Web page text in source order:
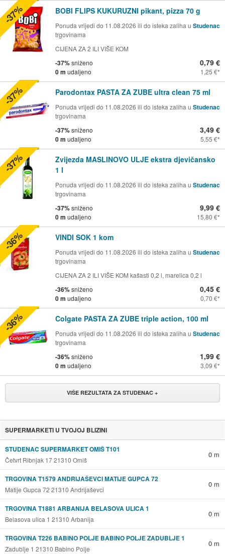
BOBI FLIPS KUKURUZNI pikant, pizza 70 g
Ponuda vrijedi do 11.08.2026 ili do isteka zaliha u Studenac
trgovinama
CIJENA ZA 2 ILI VIŠE KOM
-37%sniženo
0 m udaljeno
0,79 €
1,25 €
-37%
Parodontax PASTA ZA ZUBE ultra clean 75 ml
Ponuda vrijedi do 11.08.2026 ili do isteka zaliha u Studenac
trgovinama
-37%sniženo
0 m udaljeno
3,49 €
5,55 €
-37%
Zvijezda MASLINOVO ULJE ekstra djevičansko
1 l
Ponuda vrijedi do 11.08.2026 ili do isteka zaliha u Studenac
trgovinama
-37%sniženo
0 m udaljeno
9,99 €
15,80 €
-37%
VINDI SOK 1 kom
Ponuda vrijedi do 11.08.2026 ili do isteka zaliha u Studenac
trgovinama
CIJENA ZA 2 ILI VIŠE KOM kašasti 0,2 l, marelica 0,2 l
-36%sniženo
0 m udaljeno
0,45 €
0,70 €
-36%
Colgate PASTA ZA ZUBE triple action, 100 ml
Ponuda vrijedi do 11.08.2026 ili do isteka zaliha u Studenac
trgovinama
-36%sniženo
0 m udaljeno
1,99 €
3,09 €
-36%
VIŠE REZULTATA ZA STUDENAC +
SUPERMARKETI U TVOJOJ BLIZINI
STUDENAC SUPERMARKET OMIŠ T101
Četvrt Ribnjak 17 21310 Omiš
0 m
TRGOVINA T1579 ANDRIJAŠEVCI MATIJE GUPCA 72
Matije Gupca 72 21310 Andrijaševci
0 m
TRGOVINA T1881 ARBANIJA BELASOVA ULICA 1
Belasova ulica 1 21310 Arbanija
0 m
TRGOVINA T226 BABINO POLJE BABINO POLJE ZADUBLJE 1
Zadublje 1 21310 Babino Polje
0 m